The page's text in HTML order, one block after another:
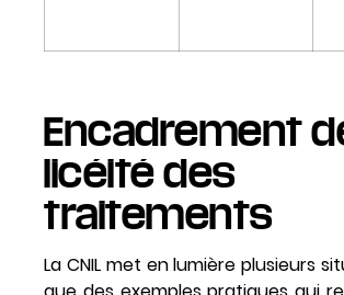
Encadrement
licéité des
traitements
La CNIL met en lumière plusieurs